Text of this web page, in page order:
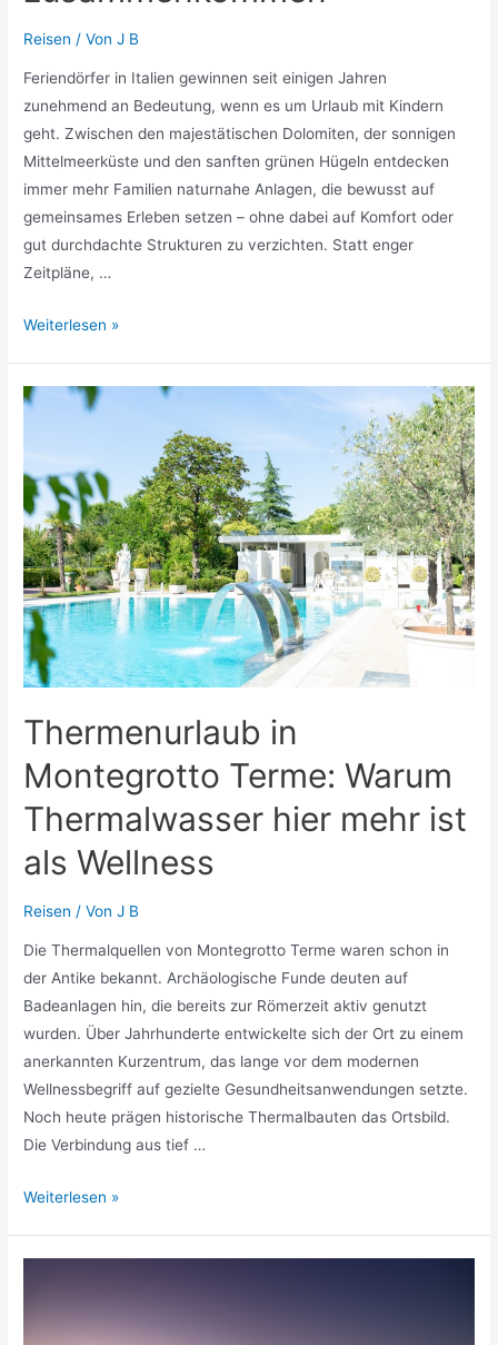
Reisen / VonJ B
Feriendörfer in Italien gewinnen seit einigen Jahren
zunehmend an Bedeutung, wenn es um Urlaub mit Kindern
geht. Zwischen den majestätischen Dolomiten, der sonnigen
Mittelmeerküste und den sanften grünen Hügeln entdecken
immer mehr Familien naturnahe Anlagen, die bewusst auf
gemeinsames Erleben setzen – ohne dabei auf Komfort oder
gut durchdachte Strukturen zu verzichten. Statt enger
Zeitpläne, …
Familienurlaub
Wenn
und
gemeinsame
Aktivität
zusammenkommen
Weiterlesen »
Thermenurlaub in
Montegrotto Terme: Warum
Thermalwasser hier mehr ist
als Wellness
Reisen / VonJ B
Die Thermalquellen von Montegrotto Terme waren schon in
der Antike bekannt. Archäologische Funde deuten auf
Badeanlagen hin, die bereits zur Römerzeit aktiv genutzt
wurden. Über Jahrhunderte entwickelte sich der Ort zu einem
anerkannten Kurzentrum, das lange vor dem modernen
Wellnessbegriff auf gezielte Gesundheitsanwendungen setzte.
Noch heute prägen historische Thermalbauten das Ortsbild.
Die Verbindung aus tief …
Thermenurlaub
Weiterlesen »